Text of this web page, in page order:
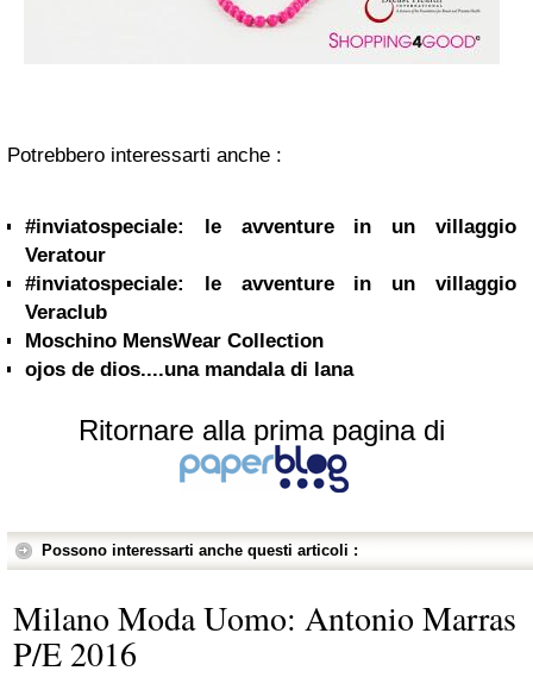
Potrebbero interessarti anche :
#inviatospeciale: le avventure in un villaggio
Veratour
#inviatospeciale: le avventure in un villaggio
Veraclub
Moschino MensWear Collection
ojos de dios....una mandala di lana
Ritornare alla prima pagina di
Possono interessarti anche questi articoli :
Milano Moda Uomo: Antonio Marras
P/E 2016